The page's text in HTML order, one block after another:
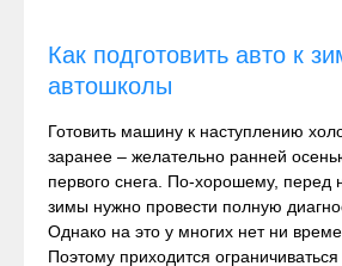
Как подготовить авто к
автошколы
Готовить машину к наступлению
заранее – желательно ранней
первого снега. По-хорошему, перед
зимы нужно провести полную
Однако на это у многих нет ни
Поэтому приходится